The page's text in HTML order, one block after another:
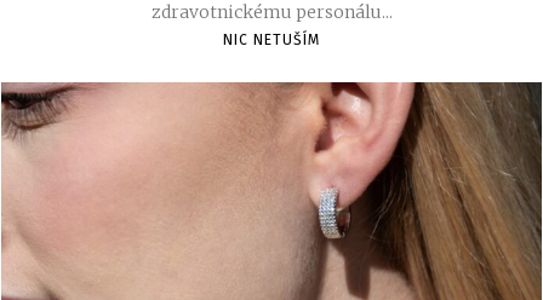
zdravotnickému personálu...
NIC NETUŠÍM